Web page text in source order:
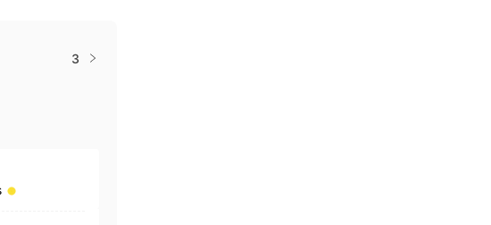
3